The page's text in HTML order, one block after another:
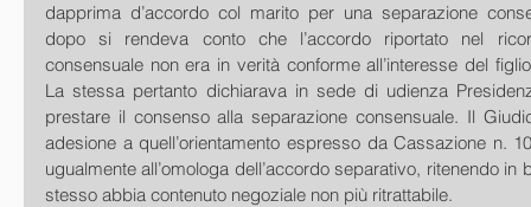
dapprima d’accordo col marito per una separazione
dopo si rendeva conto che l’accordo riportato nel
consensuale non era in verità conforme all’interesse del
La stessa pertanto dichiarava in sede di udienza
prestare il consenso alla separazione consensuale. Il
adesione a quell’orientamento espresso da Cassazione n.
ugualmente all’omologa dell’accordo separativo, ritenendo in
stesso abbia contenuto negoziale non più ritrattabile.